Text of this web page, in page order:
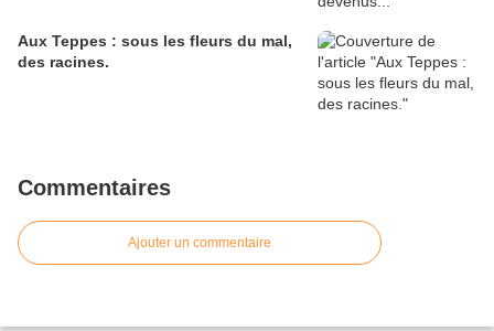
Aux Teppes : sous les fleurs du mal,
des racines.
Commentaires
Ajouter un commentaire